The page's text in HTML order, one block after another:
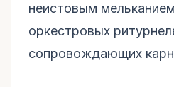
неистовым
оркестровых
сопровождающих